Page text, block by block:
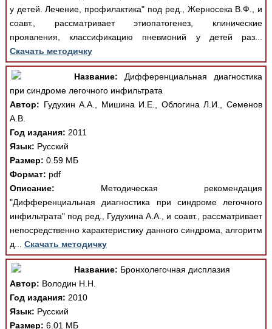
у детей. Лечение, профилактика" под ред., Жерносека В.Ф., и
соавт., рассматривает этиопатогенез, клинические
проявления, классификацию пневмоний у детей раз...
Скачать методичку
Название: Дифференциальная диагностика
при синдроме легочного инфильтрата
Автор: Гудухин А.А., Мишина И.Е., Облогина Л.И., Семенов
А.В.
Год издания: 2011
Язык: Русский
Размер: 0.59 МБ
Формат: pdf
Описание: Методическая рекомендация
"Дифференциальная диагностика при синдроме легочного
инфильтрата" под ред., Гудухина А.А., и соавт., рассматривает
непосредственно характеристику данного синдрома, алгоритм
д... Скачать методичку
Название: Бронхолегочная дисплазия
Автор: Володин Н.Н.
Год издания: 2010
Язык: Русский
Размер: 6.01 МБ